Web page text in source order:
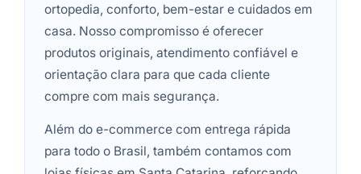
ortopedia, conforto, bem-estar e cuidados em
casa. Nosso compromisso é oferecer
produtos originais, atendimento confiável e
orientação clara para que cada cliente
compre com mais segurança.
Além do e-commerce com entrega rápida
para todo o Brasil, também contamos com